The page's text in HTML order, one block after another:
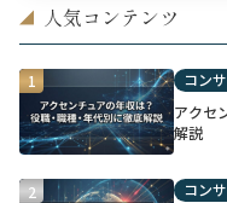
◢ 人気コンテンツ
1
コン
アクセ
解説
2
コン